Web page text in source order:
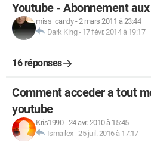
Youtube - Abonnement
miss_candy-2 mars 2011 à 23:44
Dark King- 17 févr. 2014 à 19:17
16 réponses
Comment acceder a tout
youtube
Kris1990-24 avr. 2010 à 15:45
Ismailex-25 juil. 2016 à 17:17